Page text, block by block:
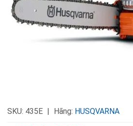
SKU: 435E Hãng: HUSQVARNA